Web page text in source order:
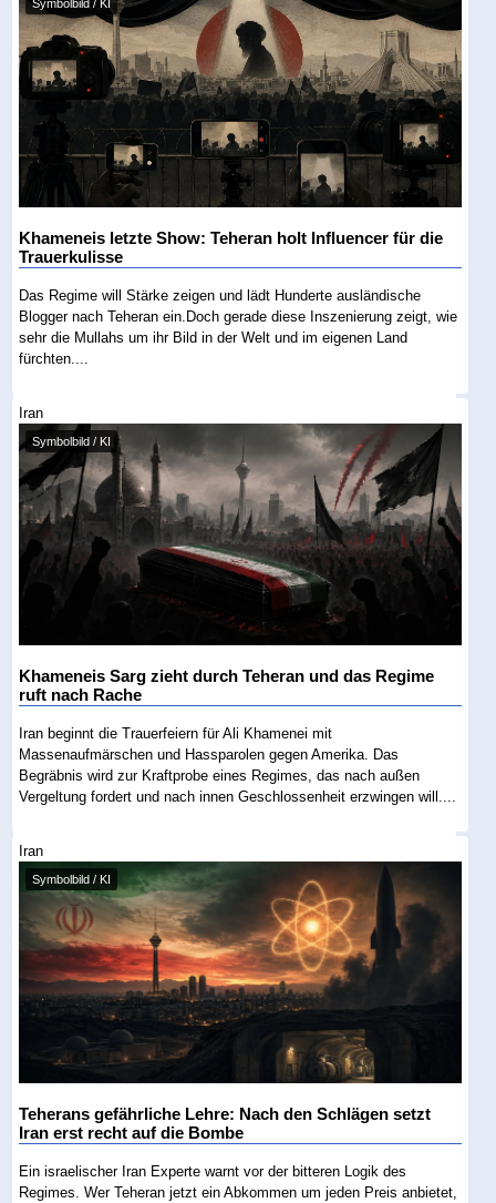
Symbolbild / KI
Khameneis letzte Show: Teheran holt Influencer für die
Trauerkulisse
Das Regime will Stärke zeigen und lädt Hunderte ausländische
Blogger nach Teheran ein.Doch gerade diese Inszenierung zeigt, wie
sehr die Mullahs um ihr Bild in der Welt und im eigenen Land
fürchten....
Iran
Symbolbild / KI
Khameneis Sarg zieht durch Teheran und das Regime
ruft nach Rache
Iran beginnt die Trauerfeiern für Ali Khamenei mit
Massenaufmärschen und Hassparolen gegen Amerika. Das
Begräbnis wird zur Kraftprobe eines Regimes, das nach außen
Vergeltung fordert und nach innen Geschlossenheit erzwingen will....
Iran
Symbolbild / KI
Teherans gefährliche Lehre: Nach den Schlägen setzt
Iran erst recht auf die Bombe
Ein israelischer Iran Experte warnt vor der bitteren Logik des
Regimes. Wer Teheran jetzt ein Abkommen um jeden Preis anbietet,